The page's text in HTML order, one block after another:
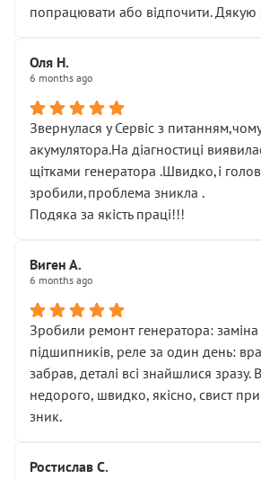
попрацювати або відпочити. Дякую
Оля Н.
6 months ago
Звернулася у Сервіс з
акумулятора.На діагностиці
щітками генератора .Швидко,і
зробили,проблема зникла .
Подяка за якість праці!!!
Виген А.
6 months ago
Зробили ремонт генератора:
підшипників, реле за один день:
забрав, деталі всі знайшлися зразу.
недорого, швидко, якісно, свист
зник.
Ростислав С.